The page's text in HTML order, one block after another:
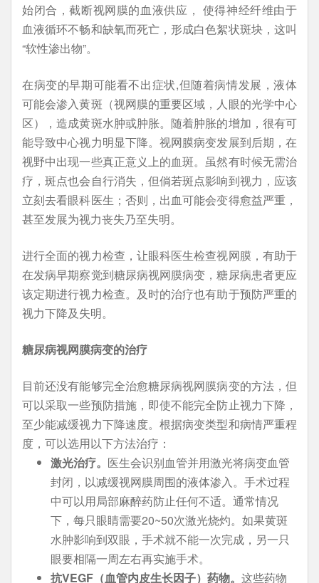
始闭合，截断视网膜的血液供应， 使得神经纤维由于
血液循环不畅和缺氧而死亡，形成白色絮状斑块，这叫
“软性渗出物”。
在病变的早期可能看不出症状,但随着病情发展，液体
可能会渗入黄斑（视网膜的重要区域，人眼的光学中心
区），造成黄斑水肿或肿胀。随着肿胀的增加，很有可
能导致中心视力明显下降。视网膜病变发展到后期，在
视野中出现一些真正意义上的血斑。虽然有时候无需治
疗，斑点也会自行消失，但倘若斑点影响到视力，应该
立刻去看眼科医生；否则，出血可能会变得愈益严重，
甚至发展为视力丧失乃至失明。
进行全面的视力检查，让眼科医生检查视网膜，有助于
在发病早期察觉到糖尿病视网膜病变，糖尿病患者更应
该定期进行视力检查。及时的治疗也有助于预防严重的
视力下降及失明。
糖尿病视网膜病变的治疗
目前还没有能够完全治愈糖尿病视网膜病变的方法，但
可以采取一些预防措施，即使不能完全防止视力下降，
至少能减缓视力下降速度。根据病变类型和病情严重程
度，可以选用以下方法治疗：
激光治疗。 医生会识别血管并用激光将病变血管
封闭，以减缓视网膜周围的液体渗入。手术过程
中可以用局部麻醉药防止任何不适。通常情况
下，每只眼睛需要20~50次激光烧灼。如果黄斑
水肿影响到双眼，手术就不能一次完成，另一只
眼要相隔一周左右再实施手术。
抗VEGF（血管内皮生长因子）药物。 这些药物